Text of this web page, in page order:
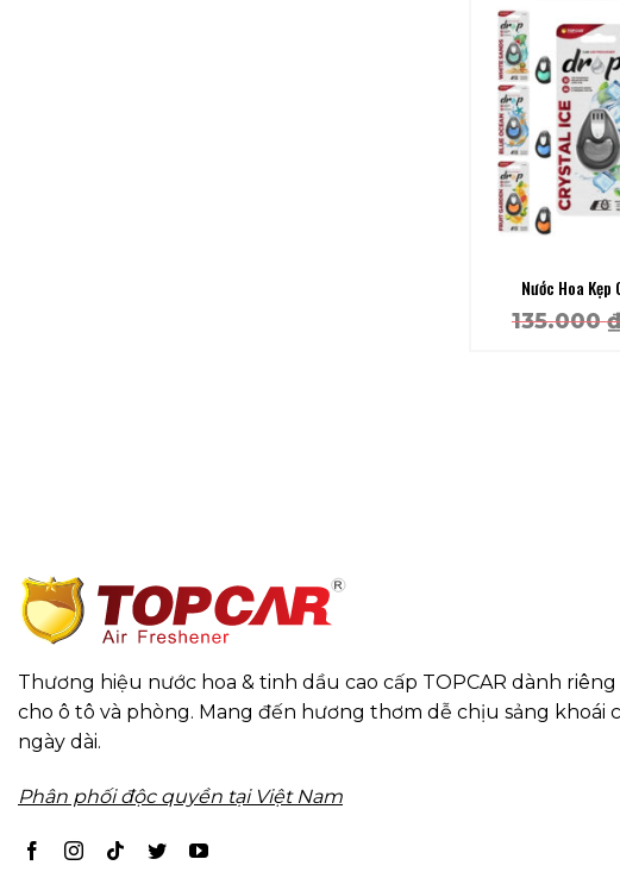
Nước Hoa Kẹp
135.000
Thương hiệu nước hoa & tinh dầu cao cấp TOPCAR dành riêng
cho ô tô và phòng. Mang đến hương thơm dễ chịu sảng khoái
ngày dài.
Phân phối độc quyền tại Việt Nam